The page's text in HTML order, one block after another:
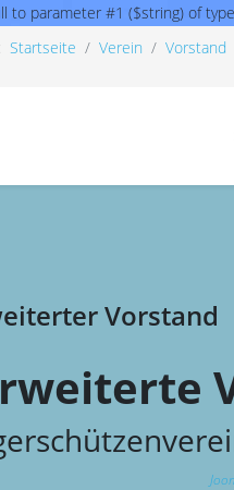
to parameter #1 ($string) of
Startseite Verein Vorstand
Vorstand